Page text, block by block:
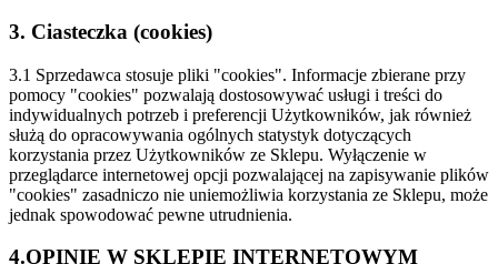
3. Ciasteczka (cookies)
3.1 Sprzedawca stosuje pliki "cookies". Informacje zbierane przy
pomocy "cookies" pozwalają dostosowywać usługi i treści do
indywidualnych potrzeb i preferencji Użytkowników, jak również
służą do opracowywania ogólnych statystyk dotyczących
korzystania przez Użytkowników ze Sklepu. Wyłączenie w
przeglądarce internetowej opcji pozwalającej na zapisywanie plików
"cookies" zasadniczo nie uniemożliwia korzystania ze Sklepu, może
jednak spowodować pewne utrudnienia.
4.OPINIE W SKLEPIE INTERNETOWYM